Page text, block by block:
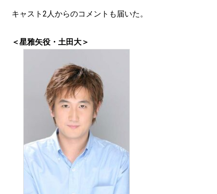
キャスト2人からのコメントも届いた。
＜星雅矢役・土田大＞